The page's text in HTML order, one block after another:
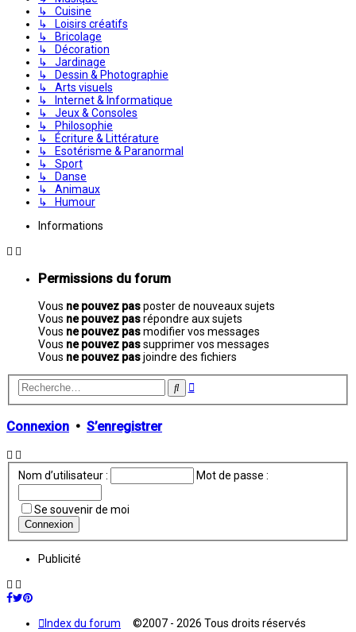
↳ Cuisine
↳ Loisirs créatifs
↳ Bricolage
↳ Décoration
↳ Jardinage
↳ Dessin & Photographie
↳ Arts visuels
↳ Internet & Informatique
↳ Jeux & Consoles
↳ Philosophie
↳ Écriture & Littérature
↳ Esotérisme & Paranormal
↳ Sport
↳ Danse
↳ Animaux
↳ Humour
Informations
Permissions du forum
Vous ne pouvez pasposter de nouveaux sujets
Vous ne pouvez pasrépondre aux sujets
Vous ne pouvez pasmodifier vos messages
Vous ne pouvez passupprimer vos messages
Vous ne pouvez pasjoindre des fichiers
Rechercher
Recherche
Connexion • S’enregistrer
Nom d’utilisateur : Mot de passe :
Se souvenir de moi
Publicité
Index du forum ©2007 - 2026 Tous droits réservés